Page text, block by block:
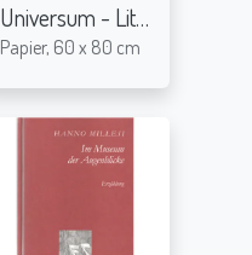
2004 Universum - Lithografie
Papier, 60 x 80 cm